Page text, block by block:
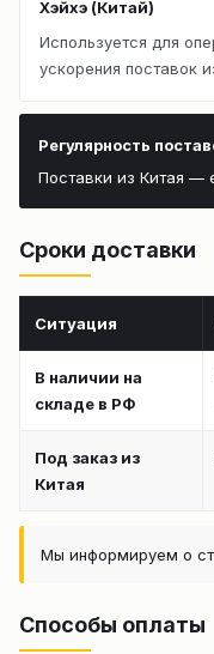
Хэйхэ (Китай)
Используется для
ускорения поставок
Регулярность
Поставки из Китая —
Сроки доставки
Ситуация
В наличии на
складе в РФ
Под заказ из
Китая
Мы информируем о
Способы оплаты